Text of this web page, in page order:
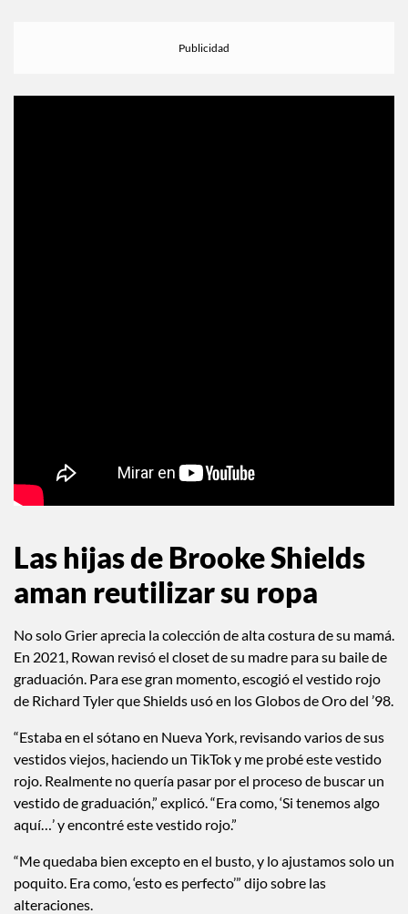
Las hijas de Brooke Shields
aman reutilizar su ropa
No solo Grier aprecia la colección de alta costura de su mamá.
En 2021, Rowan revisó el closet de su madre para su baile de
graduación. Para ese gran momento, escogió el vestido rojo
de Richard Tyler que Shields usó en los Globos de Oro del ’98.
“Estaba en el sótano en Nueva York, revisando varios de sus
vestidos viejos, haciendo un TikTok y me probé este vestido
rojo. Realmente no quería pasar por el proceso de buscar un
vestido de graduación,” explicó. “Era como, ‘Si tenemos algo
aquí…’ y encontré este vestido rojo.”
“Me quedaba bien excepto en el busto, y lo ajustamos solo un
poquito. Era como, ‘esto es perfecto’” dijo sobre las
alteraciones.